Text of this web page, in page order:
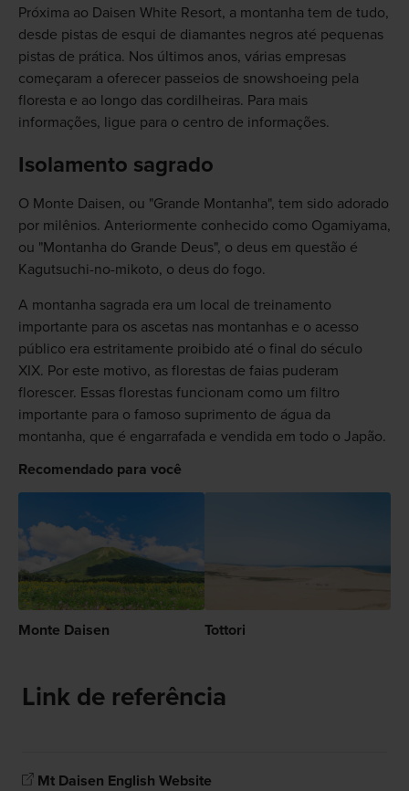
Próxima ao Daisen White Resort, a montanha tem de tudo,
desde pistas de esqui de diamantes negros até pequenas
pistas de prática. Nos últimos anos, várias empresas
começaram a oferecer passeios de snowshoeing pela
floresta e ao longo das cordilheiras. Para mais
informações, ligue para o centro de informações.
Isolamento sagrado
O Monte Daisen, ou "Grande Montanha", tem sido adorado
por milênios. Anteriormente conhecido como Ogamiyama,
ou "Montanha do Grande Deus", o deus em questão é
Kagutsuchi-no-mikoto, o deus do fogo.
A montanha sagrada era um local de treinamento
importante para os ascetas nas montanhas e o acesso
público era estritamente proibido até o final do século
XIX. Por este motivo, as florestas de faias puderam
florescer. Essas florestas funcionam como um filtro
importante para o famoso suprimento de água da
montanha, que é engarrafada e vendida em todo o Japão.
Recomendado para você
Monte Daisen Tottori
Link de referência
Mt Daisen English Website